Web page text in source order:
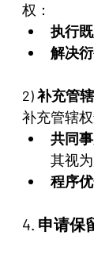
权：
执行
解决
2) 补充管
补充管辖
共同
其视
程序
4. 申请保